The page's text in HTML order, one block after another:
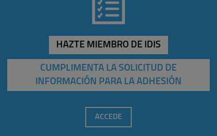
HAZTE MIEMBRO DE IDIS
CUMPLIMENTA LA SOLICITUD DE
INFORMACIÓN PARA LA ADHESIÓN
ACCEDE